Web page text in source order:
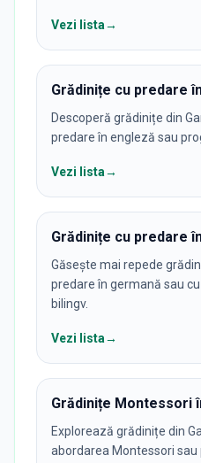
Vezi lista→
Grădinițe cu predare
Descoperă grădinițe din
predare în engleză sau
Vezi lista→
Grădinițe cu predare
Găsește mai repede
predare în germană sau
bilingv.
Vezi lista→
Grădinițe Montessori
Explorează grădinițe din
abordarea Montessori